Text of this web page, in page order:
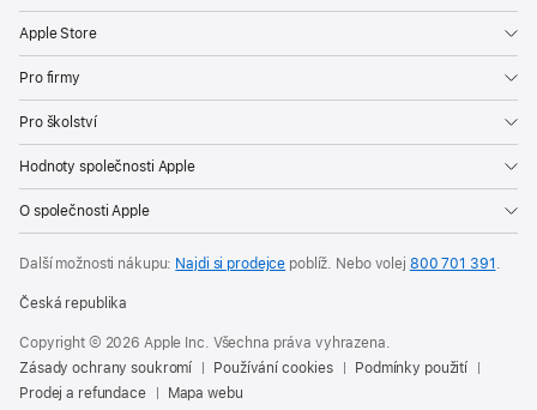
Apple Store
Pro firmy
Pro školství
Hodnoty společnosti Apple
O společnosti Apple
Další možnosti nákupu: Najdi si prodejce poblíž. Nebo volej 800 701 391 .
Česká republika
Copyright © 2026 Apple Inc. Všechna práva vyhrazena.
Zásady ochrany soukromí
Používání cookies
Podmínky použití
Prodej a refundace
Mapa webu